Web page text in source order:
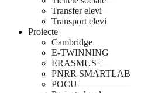
Transfer elevi
Transport elevi
Proiecte
Cambridge
E-TWINNING
ERASMUS+
PNRR SMARTLAB
POCU